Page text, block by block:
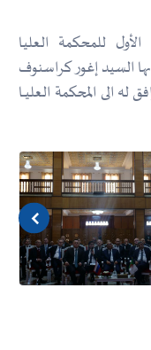
للمحكمة العليا
السيد إغور كراسنوف
له الى المحكمة العليــا